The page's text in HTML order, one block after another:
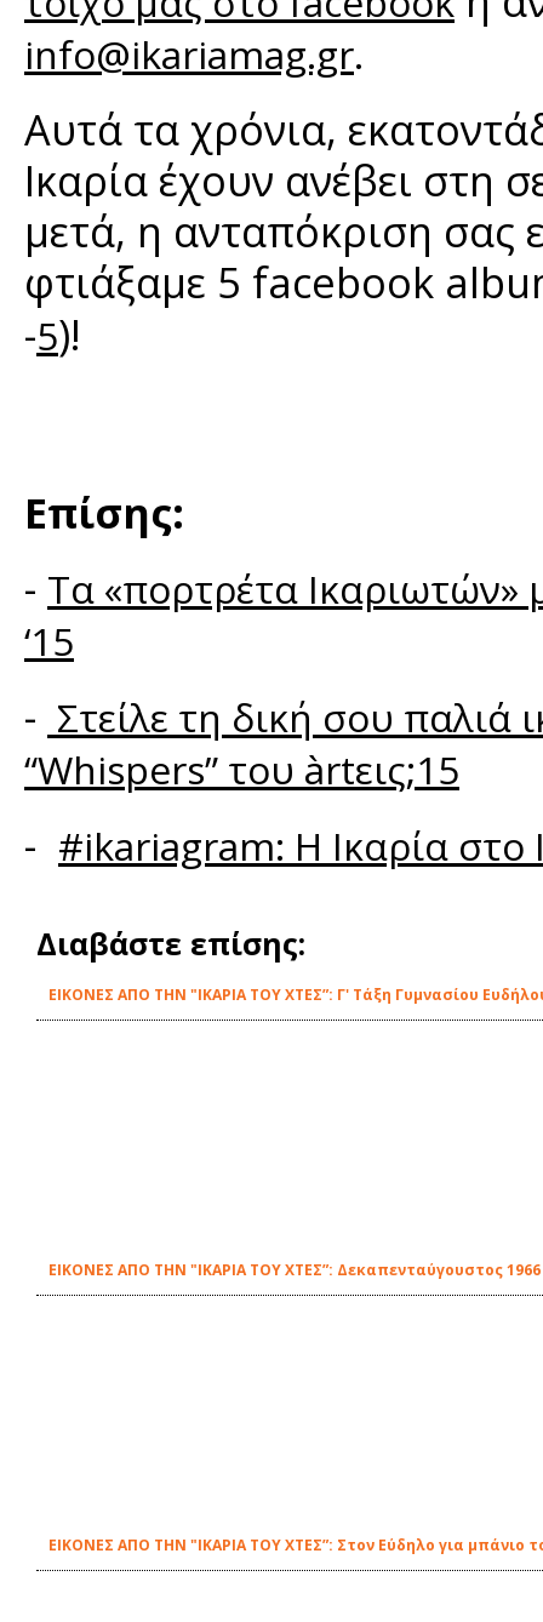
info@ikariamag.gr.
Αυτά τα χρόνια,
Ικαρία έχουν ανέβει στη
μετά, η ανταπόκριση σας
φτιάξαμε 5 facebook
-5)!
Επίσης:
- Τα «πορτρέτα Ικαριωτών»
‘15
- Στείλε τη δική σου
“Whispers” του àrtεις;15
- #ikariagram: Η Ικαρία
Διαβάστε επίσης:
ΕΙΚΟΝΕΣ ΑΠΟ ΤΗΝ "ΙΚΑΡΙΑ ΤΟΥ ΧΤΕΣ”: Γ' Τάξη Γυμνασίου
ΕΙΚΟΝΕΣ ΑΠΟ ΤΗΝ "ΙΚΑΡΙΑ ΤΟΥ ΧΤΕΣ”: Δεκαπενταύγουστος
ΕΙΚΟΝΕΣ ΑΠΟ ΤΗΝ "ΙΚΑΡΙΑ ΤΟΥ ΧΤΕΣ”: Στον Εύδηλο για μπάνιο